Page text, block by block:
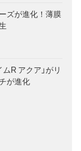
ズが進化！薄膜
R アクア」がリ
が進化